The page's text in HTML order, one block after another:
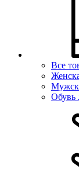
Все
Обувь